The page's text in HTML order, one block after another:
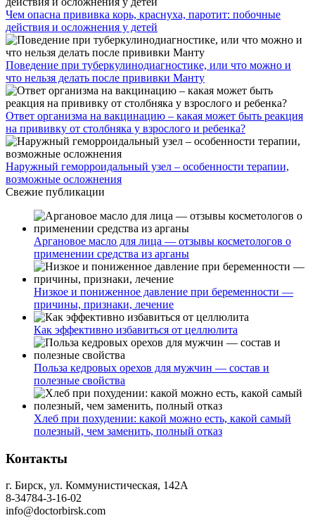
Чем опасна прививка корь, краснуха, паротит: побочные
действия и осложнения у детей
Поведение при туберкулинодиагностике, или что можно и
что нельзя делать после прививки Манту
Ответ организма на вакцинацию – какая может быть реакция
на прививку от столбняка у взрослого и ребенка?
Наружный геморроидальный узел – особенности терапии,
возможные осложнения
Свежие публикации
Аргановое масло для лица — отзывы косметологов о
применении средства из арганы
Низкое и пониженное давление при беременности —
причины, признаки, лечение
Как эффективно избавиться от целлюлита
Польза кедровых орехов для мужчин — состав и
полезные свойства
Хлеб при похудении: какой можно есть, какой самый
полезный, чем заменить, полный отказ
Контакты
г. Бирск, ул. Коммунистическая, 142А
8-34784-3-16-02
info@doctorbirsk.com